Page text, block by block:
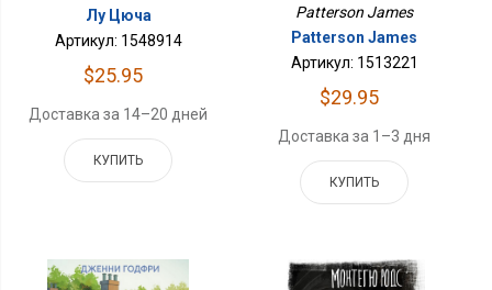
Лу Цюча
Артикул: 1548914
$25.95
Доставка за 14–20 дней
КУПИТЬ
Patterson James
Patterson James
Артикул: 1513221
$29.95
Доставка за 1–3 дня
КУПИТЬ